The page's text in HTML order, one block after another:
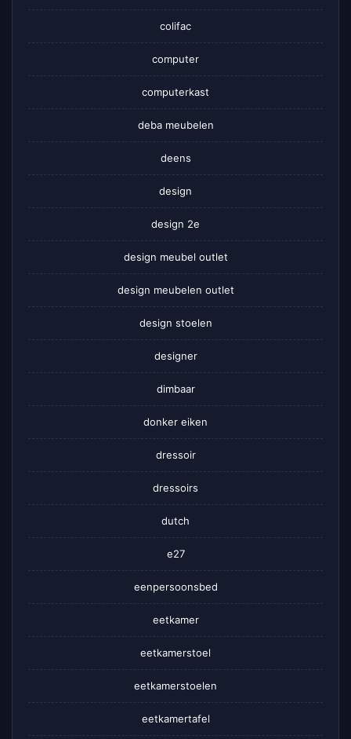
colifac
computer
computerkast
deba meubelen
deens
design
design 2e
design meubel outlet
design meubelen outlet
design stoelen
designer
dimbaar
donker eiken
dressoir
dressoirs
dutch
e27
eenpersoonsbed
eetkamer
eetkamerstoel
eetkamerstoelen
eetkamertafel